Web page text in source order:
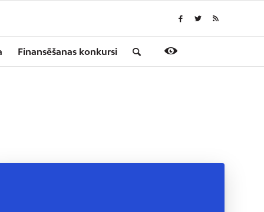
Finansēšanas konkursi